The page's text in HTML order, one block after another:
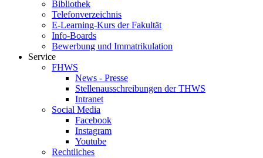
Bibliothek
Telefonverzeichnis
E-Learning-Kurs der Fakultät
Info-Boards
Bewerbung und Immatrikulation
Service
FHWS
News - Presse
Stellenausschreibungen der THWS
Intranet
Social Media
Facebook
Instagram
Youtube
Rechtliches